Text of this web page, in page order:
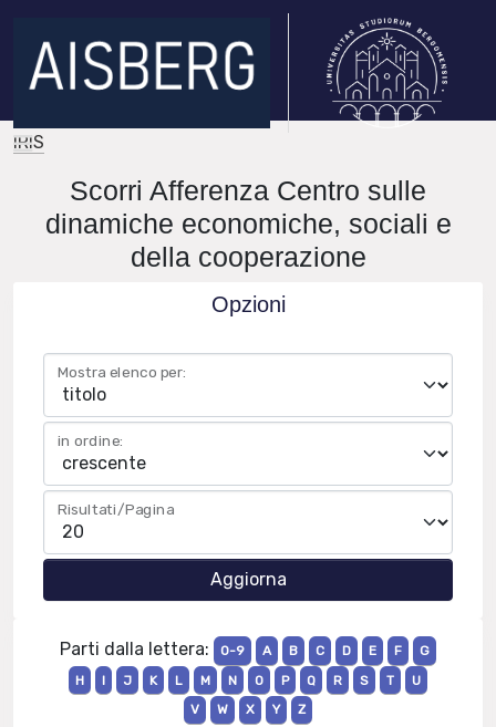
IRIS
Scorri Afferenza Centro sulle
dinamiche economiche, sociali e
della cooperazione
Opzioni
Mostra elenco per:
in ordine:
Risultati/Pagina
Parti dalla lettera: 0-9 A B C D E F
G
H
I J K L M N O P Q R S T
U
V
W X Y Z